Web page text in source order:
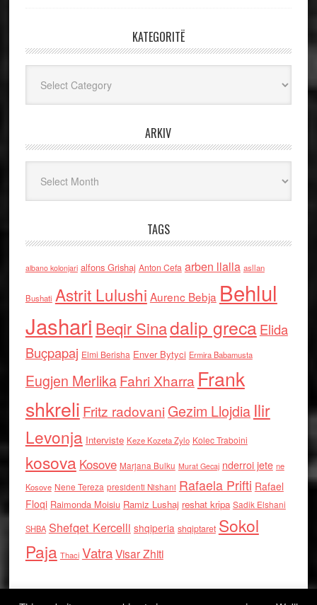
KATEGORITË
ARKIV
TAGS
albano kolonjari alfons Grishaj Anton Cefa arben llalla asllan
Bushati Astrit Lulushi Aurenc Bebja Behlul
Jashari Beqir Sinadalip grecaElida
Buçpapaj Elmi Berisha Enver Bytyci Ermira Babamusta
Eugjen MerlikaFahri Xharra Frank
shkreli Fritz radovaniGezim Llojdia Ilir
Levonja Interviste Keze Kozeta Zylo Kolec Traboini
kosova Kosove Marjana Bulku Murat Gecaj nderroi jete ne
Kosove Nene Tereza presidenti Nishani Rafaela Prifti Rafael
Floqi Raimonda Moisiu Ramiz Lushaj reshat kripa Sadik Elshani
SHBA Shefqet Kercelli shqiperia shqiptaret Sokol
Paja Thaci VatraVisar Zhiti